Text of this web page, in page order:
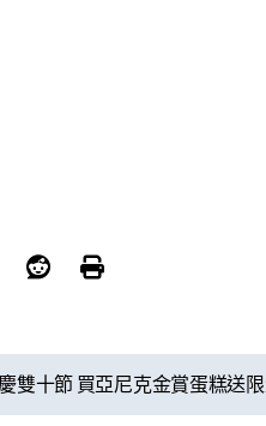
雙十節 買亞尼克金賞蛋糕送